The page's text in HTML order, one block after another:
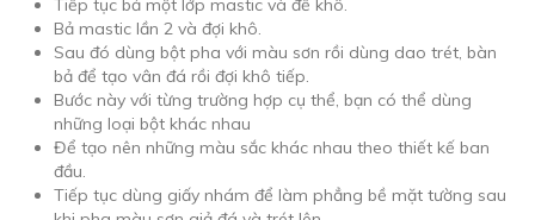
Tiếp tục bả một lớp mastic và để khô.
Bả mastic lần 2 và đợi khô.
Sau đó dùng bột pha với màu sơn rồi dùng dao trét, bàn
bả để tạo vân đá rồi đợi khô tiếp.
Bước này với từng trường hợp cụ thể, bạn có thể dùng
những loại bột khác nhau
Để tạo nên những màu sắc khác nhau theo thiết kế ban
đầu.
Tiếp tục dùng giấy nhám để làm phẳng bề mặt tường sau